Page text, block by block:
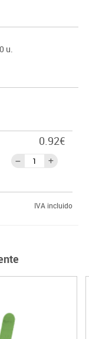
u.
0.92€
IVA incluido